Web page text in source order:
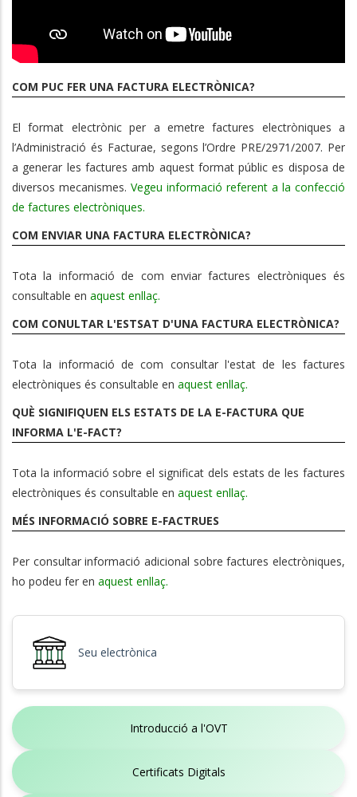
COM PUC FER UNA FACTURA ELECTRÒNICA?
El format electrònic per a emetre factures electròniques a
l’Administració és Facturae, segons l’Ordre PRE/2971/2007. Per
a generar les factures amb aquest format públic es disposa de
diversos mecanismes. Vegeu informació referent a la confecció
de factures electròniques.
COM ENVIAR UNA FACTURA ELECTRÒNICA?
Tota la informació de com enviar factures electròniques és
consultable en aquest enllaç.
COM CONULTAR L'ESTSAT D'UNA FACTURA ELECTRÒNICA?
Tota la informació de com consultar l'estat de les factures
electròniques és consultable en aquest enllaç.
QUÈ SIGNIFIQUEN ELS ESTATS DE LA E-FACTURA QUE
INFORMA L'E-FACT?
Tota la informació sobre el significat dels estats de les factures
electròniques és consultable en aquest enllaç.
MÉS INFORMACIÓ SOBRE E-FACTRUES
Per consultar informació adicional sobre factures electròniques,
ho podeu fer en aquest enllaç.
Seu electrònica
Introducció a l'OVT
Certificats Digitals